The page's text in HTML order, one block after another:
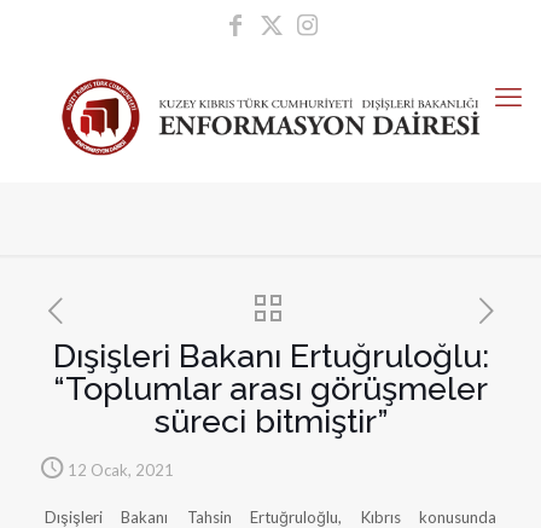
Dışişleri Bakanı Ertuğruloğlu:
“Toplumlar arası görüşmeler
süreci bitmiştir”
12 Ocak, 2021
Dışişleri Bakanı Tahsin Ertuğruloğlu, Kıbrıs konusunda